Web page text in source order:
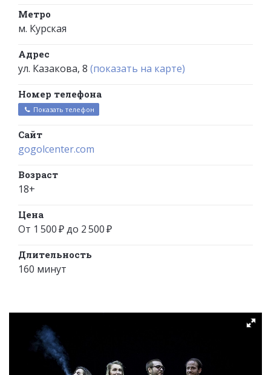
Метро
м. Курская
Адрес
ул. Казакова, 8 (показать на карте)
Номер телефона
Показать телефон
Сайт
gogolcenter.com
Возраст
18+
Цена
От 1 500 ₽ до 2 500 ₽
Длительность
160 минут